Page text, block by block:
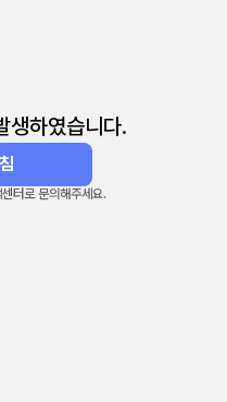
생하였습니다.
터로 문의해주세요.